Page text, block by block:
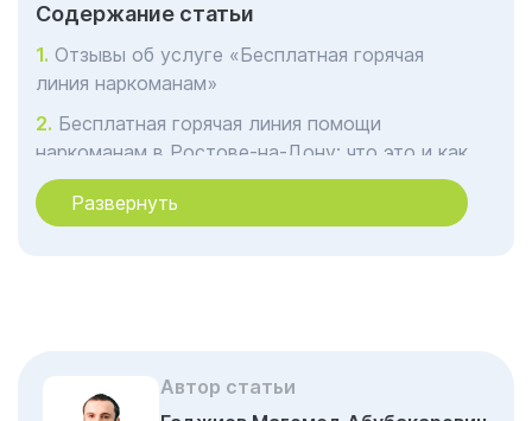
Cодержание статьи
Отзывы об услуге «Бесплатная горячая
линия наркоманам»
Бесплатная горячая линия помощи
наркоманам в Ростове-на-Дону: что это и как
работает
Помощь по телефону в Ростове-на-Дону:
Порядок оказания услуги в Ростове-на-
Развернуть
Автор статьи